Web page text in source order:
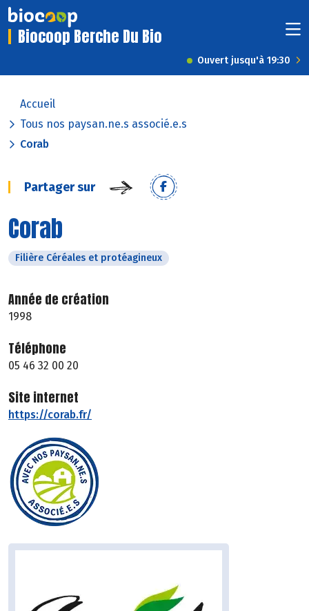
Biocoop Berche Du Bio
Ouvert jusqu'à 19:30
Accueil
Tous nos paysan.ne.s associé.e.s
Corab
Partager sur
Corab
Filière Céréales et protéagineux
Année de création
1998
Téléphone
05 46 32 00 20
Site internet
https://corab.fr/